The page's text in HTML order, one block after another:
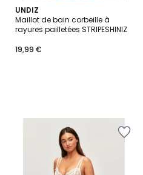
UNDIZ
Maillot de bain corbeille à
rayures pailletées STRIPESHINIZ
19,99 €